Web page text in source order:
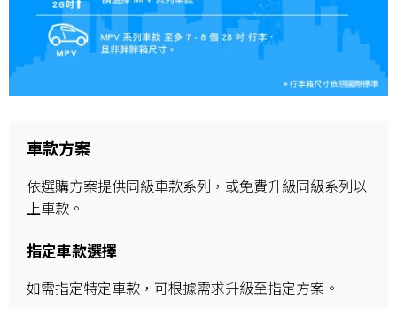
車款方案
依選購方案提供同級車款系列，或免費升級同級系列以
上車款。
指定車款選擇
如需指定特定車款，可根據需求升級至指定方案。